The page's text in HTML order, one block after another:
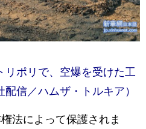
リポリで、空爆を受けた工
信／ハムザ・トルキア）
法によって保護されま